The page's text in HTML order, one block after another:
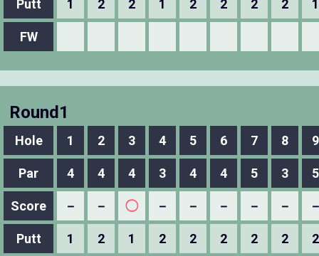
Putt 1 2 2 1 2 2 2 2 1
FW
Round1
Hole 1 2 3 4 5 6 7 8 9
Par 4 4 4 3 4 4 5 3 5
Score － － ◯ － － － － －
Putt 1 2 1 2 2 2 2 2 2